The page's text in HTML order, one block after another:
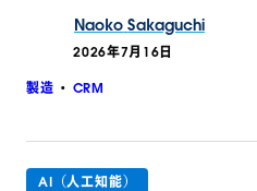
Naoko Sakaguchi
2026年7月16日
製造 CRM
AI（人工知能）